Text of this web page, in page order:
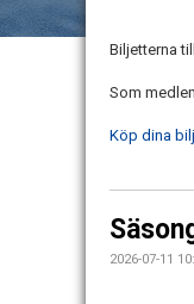
Biljetterna
Som
Köp dina
2026-07-11